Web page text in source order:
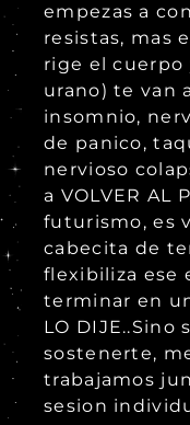
empezas a
resistas, mas
rige el cuerpo
urano) te van
insomnio,
de panico,
nervioso
a VOLVER AL
futurismo, es
cabecita de
flexibiliza ese
terminar en
LO DIJE..Sino
sostenerte,
trabajamos
sesion